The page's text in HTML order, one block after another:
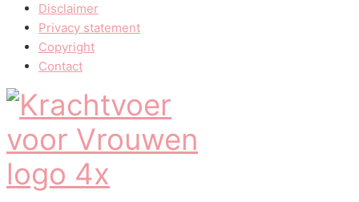
Disclaimer
Privacy statement
Copyright
Contact